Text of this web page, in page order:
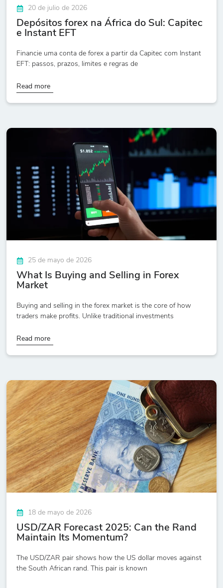
20 de julio de 2026
Depósitos forex na África do Sul: Capitec
e Instant EFT
Financie uma conta de forex a partir da Capitec com Instant
EFT: passos, prazos, limites e regras de
Read more
25 de mayo de 2026
What Is Buying and Selling in Forex
Market
Buying and selling in the forex market is the core of how
traders make profits. Unlike traditional investments
Read more
18 de mayo de 2026
USD/ZAR Forecast 2025: Can the Rand
Maintain Its Momentum?
The USD/ZAR pair shows how the US dollar moves against
the South African rand. This pair is known